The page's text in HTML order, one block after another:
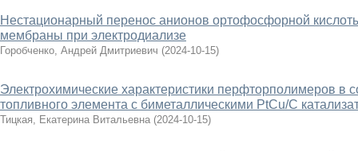
Нестационарный перенос анионов ортофосфорной
мембраны при электродиализе
Горобченко, Андрей Дмитриевич (2024-10-15)
Электрохимические характеристики перфторполимеров в
топливного элемента с биметаллическими PtCu/С
Тицкая, Екатерина Витальевна (2024-10-15)